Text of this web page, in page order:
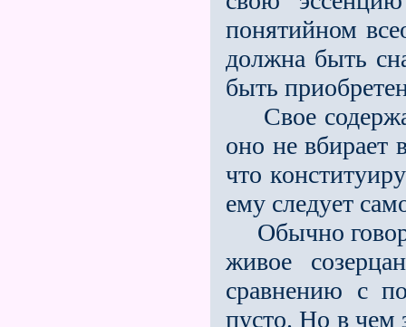
понятийном
должна быть
быть
Свое
оно не вбирает
что
ему следует
Обычно
живое
сравнению с
пусто. Но в чем